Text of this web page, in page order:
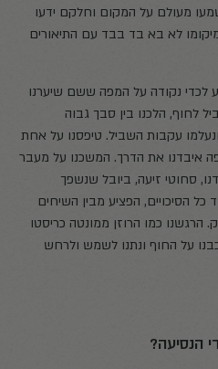
מעולם על המקום וחלקם ידעו
לא בא בד בבד עם התיאורים
לכדי נקודה על המפה ששם שיערנו
לחוף, הלכנו בין סבך גבוה
עקבות השביל. טיפסנו על אחת
איבדנו את הדרך. המשכנו על מעבר
סחוטי זיעה, ביובל שנשפך
הסיכויים, הפציע מבין השיחים
הרגשנו כמו הרוזן ממונטה כריסטו
על החוף ונתנו לשמש ולרחש
הנסיעה?